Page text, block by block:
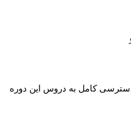
کامل به دروس این دوره